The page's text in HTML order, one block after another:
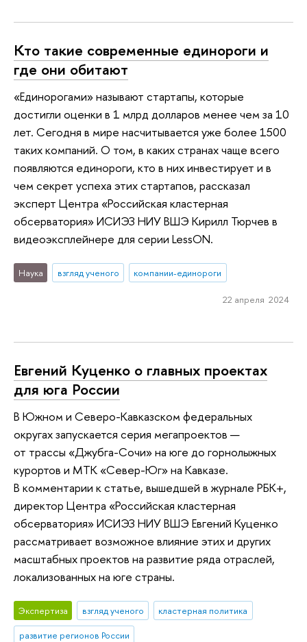
Кто такие современные единороги и
где они обитают
«Единорогами» называют стартапы, которые
достигли оценки в 1 млрд долларов менее чем за 10
лет. Сегодня в мире насчитывается уже более 1500
таких компаний. О том, в каких странах чаще всего
появляются единороги, кто в них инвестирует и в
чем секрет успеха этих стартапов, рассказал
эксперт Центра «Российская кластерная
обсерватория» ИСИЭЗ НИУ ВШЭ Кирилл Тюрчев в
видеоэксплейнере для серии LessON.
Наука взгляд ученого компании-единороги
22 апреля 2024
Евгений Куценко о главных проектах
для юга России
В Южном и Северо-Кавказском федеральных
округах запускается серия мегапроектов —
от трассы «Джубга-Сочи» на юге до горнолыжных
курортов и МТК «Север-Юг» на Кавказе.
В комментарии к статье, вышедшей в журнале РБК+,
директор Центра «Российская кластерная
обсерватория» ИСИЭЗ НИУ ВШЭ Евгений Куценко
рассматривает возможное влияние этих и других
масштабных проектов на развитие ряда отраслей,
локализованных на юге страны.
Экспертиза взгляд ученого
кластерная политика
развитие регионов России